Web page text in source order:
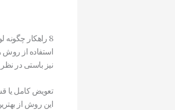
8 راهکار چگونه لوله سوراخ شده را درست کنیم
استفاده از روش
نیز باستی در
تعویض کامل یا
این روش از